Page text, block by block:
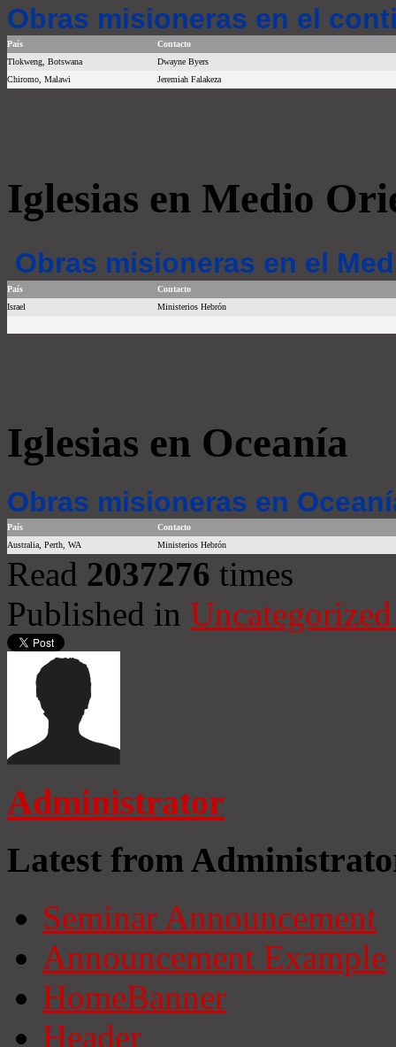
Obras misioneras en el
País
Contacto
Tlokweng, Botswana
Dwayne Byers
Chiromo, Malawi
Jeremiah Falakeza
Iglesias en Medio
Obras misioneras en el
País
Contacto
Israel
Ministerios Hebrón
Iglesias en Oceanía
Obras misioneras en
País
Contacto
Australia, Perth, WA
Ministerios Hebrón
Read 2037276 times
Published in
Administrator
Latest from
Seminar Announcement
Announcement Example
HomeBanner
Header